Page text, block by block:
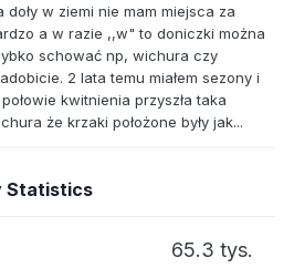
doły w ziemi nie mam miejsca za
a w razie ,,w" to doniczki można
schować np, wichura czy
2 lata temu miałem sezony i
kwitnienia przyszła taka
że krzaki położone były jak...
Statistics
65.3 tys.